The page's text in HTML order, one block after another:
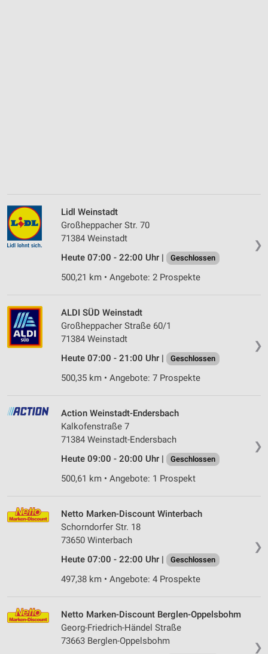
❯
Lidl Weinstadt
Großheppacher Str. 70
71384 Weinstadt
Heute 07:00 - 22:00 Uhr |
Geschlossen
500,21 km • Angebote: 2 Prospekte
❯
ALDI SÜD Weinstadt
Großheppacher Straße 60/1
71384 Weinstadt
Heute 07:00 - 21:00 Uhr |
Geschlossen
500,35 km • Angebote: 7 Prospekte
❯
Action Weinstadt-Endersbach
Kalkofenstraße 7
71384 Weinstadt-Endersbach
Heute 09:00 - 20:00 Uhr |
Geschlossen
500,61 km • Angebote: 1 Prospekt
❯
Netto Marken-Discount Winterbach
Schorndorfer Str. 18
73650 Winterbach
Heute 07:00 - 22:00 Uhr |
Geschlossen
497,38 km • Angebote: 4 Prospekte
❯
Netto Marken-Discount Berglen-Oppelsbohm
Georg-Friedrich-Händel Straße
73663 Berglen-Oppelsbohm